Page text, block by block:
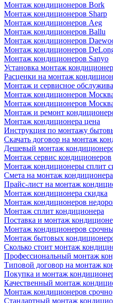
Монтаж кондиционеров Bork
Монтаж кондиционеров Sharp
Монтаж кондиционеров Аeg
Монтаж кондиционеров Ballu
Монтаж кондиционеров
Монтаж кондиционеров
Монтаж кондиционеров Sanyo
Установка монтаж
Расценки на монтаж
Монтаж и сервисное
Монтаж кондиционеров
Монтаж кондиционеров
Монтаж и ремонт
Монтаж кондиционера цена
Инструкция по монтажу
Скачать договор на монтаж
Дешевый монтаж
Монтаж сервис кондиционеров
Монтаж кондиционеры сплит
Смета на монтаж кондиционера
Прайс-лист на монтаж
Монтаж кондиционера скидка
Монтаж кондиционеров
Монтаж сплит кондиционера
Поставка и монтаж
Монтаж кондиционеров
Монтаж бытовых
Сколько стоит монтаж
Профессиональный монтаж
Типовой договор на монтаж
Покупка и монтаж
Качественный монтаж
Монтаж кондиционеров срочно
Стандартный монтаж